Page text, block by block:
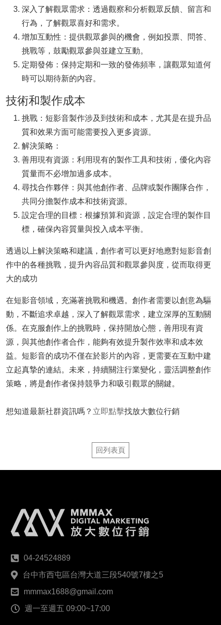
深入了解觀眾需求：透過觀察和分析觀眾反饋、留言和
行為，了解觀眾喜好和需求。
增加互動性：提供觀眾參與的機會，例如投票、問答、
挑戰等，鼓勵觀眾參與並建立互動。
定期發佈：保持定期和一致的發佈頻率，讓觀眾知道何
時可以期待新的內容。
技術和製作成本
挑戰：短影音製作涉及到技術和成本，尤其是在提升品
質和效果方面可能需要投入更多資源。
解決策略：
善用現有資源：利用現有的製作工具和技術，優化內容
質量而不必增加過多成本。
尋找合作夥伴：與其他創作者、品牌或製作團隊合作，
共同分擔製作成本和技術資源。
設定合理的目標：根據預算和資源，設定合理的製作目
標，確保內容質量與投入成本平衡。
透過以上解決策略和建議，創作者可以更好地應對短影音創
作中的各種挑戰，提升內容品質和觀眾參與度，從而取得更
大的成功
在短影音領域，充滿著挑戰和機遇。創作者需要以創意為驅
動，不斷追求卓越，深入了解觀眾需求，建立深厚的互動關
係。在克服創作上的挑戰時，保持開放心態，善用現有資
源，與其他創作者合作，能夠有效提升製作效率和成本效
益。短影音的成功不僅在於影片的內容，更需要在互動中建
立起真摯的連結。未來，持續關注行業變化，靈活調整創作
策略，將是創作者保持競爭力和吸引觀眾的關鍵。
想知道最新社群資訊嗎？ 立即點擊找放大數位行銷
回列表頁
04-24524889
台中市西屯區台灣大道三段540號7樓之5
mmmax1688@gmail.com
週一至週五 09:00~17:00